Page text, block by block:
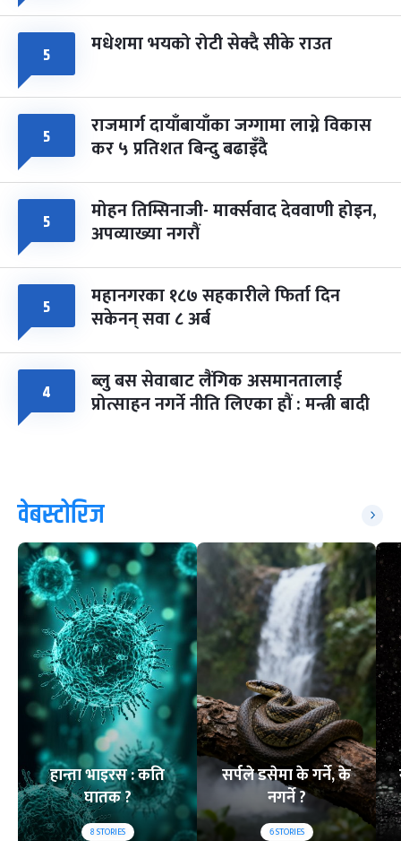
५ मधेशमा भयको रोटी सेक्दै सीके राउत
५ राजमार्ग दायाँबायाँका जग्गामा लाग्ने विकास
कर ५ प्रतिशत बिन्दु बढाइँदै
५ मोहन तिम्सिनाजी- मार्क्सवाद देववाणी होइन,
अपव्याख्या नगरौं
५ महानगरका १८७ सहकारीले फिर्ता दिन
सकेनन् सवा ८ अर्ब
४ ब्लु बस सेवाबाट लैंगिक असमानतालाई
प्रोत्साहन नगर्ने नीति लिएका हौं : मन्त्री बादी
वेबस्टोरिज
हान्ता भाइरस : कति
घातक ?
8STORIES
सर्पले डसेमा के गर्ने, के
नगर्ने ?
6STORIES